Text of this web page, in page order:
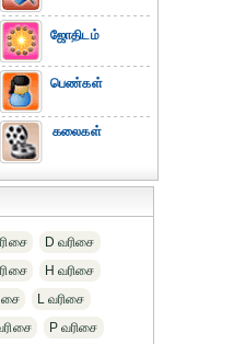
ஜோதிடம்
பெண்கள்
கலைகள்
D வரிசை
H வரிசை
L வரிசை
P வரிசை